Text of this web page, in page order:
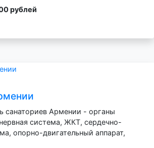
рублей
санаториев Армении - органы
система, ЖКТ, сердечно-
опорно-двигательный аппарат,